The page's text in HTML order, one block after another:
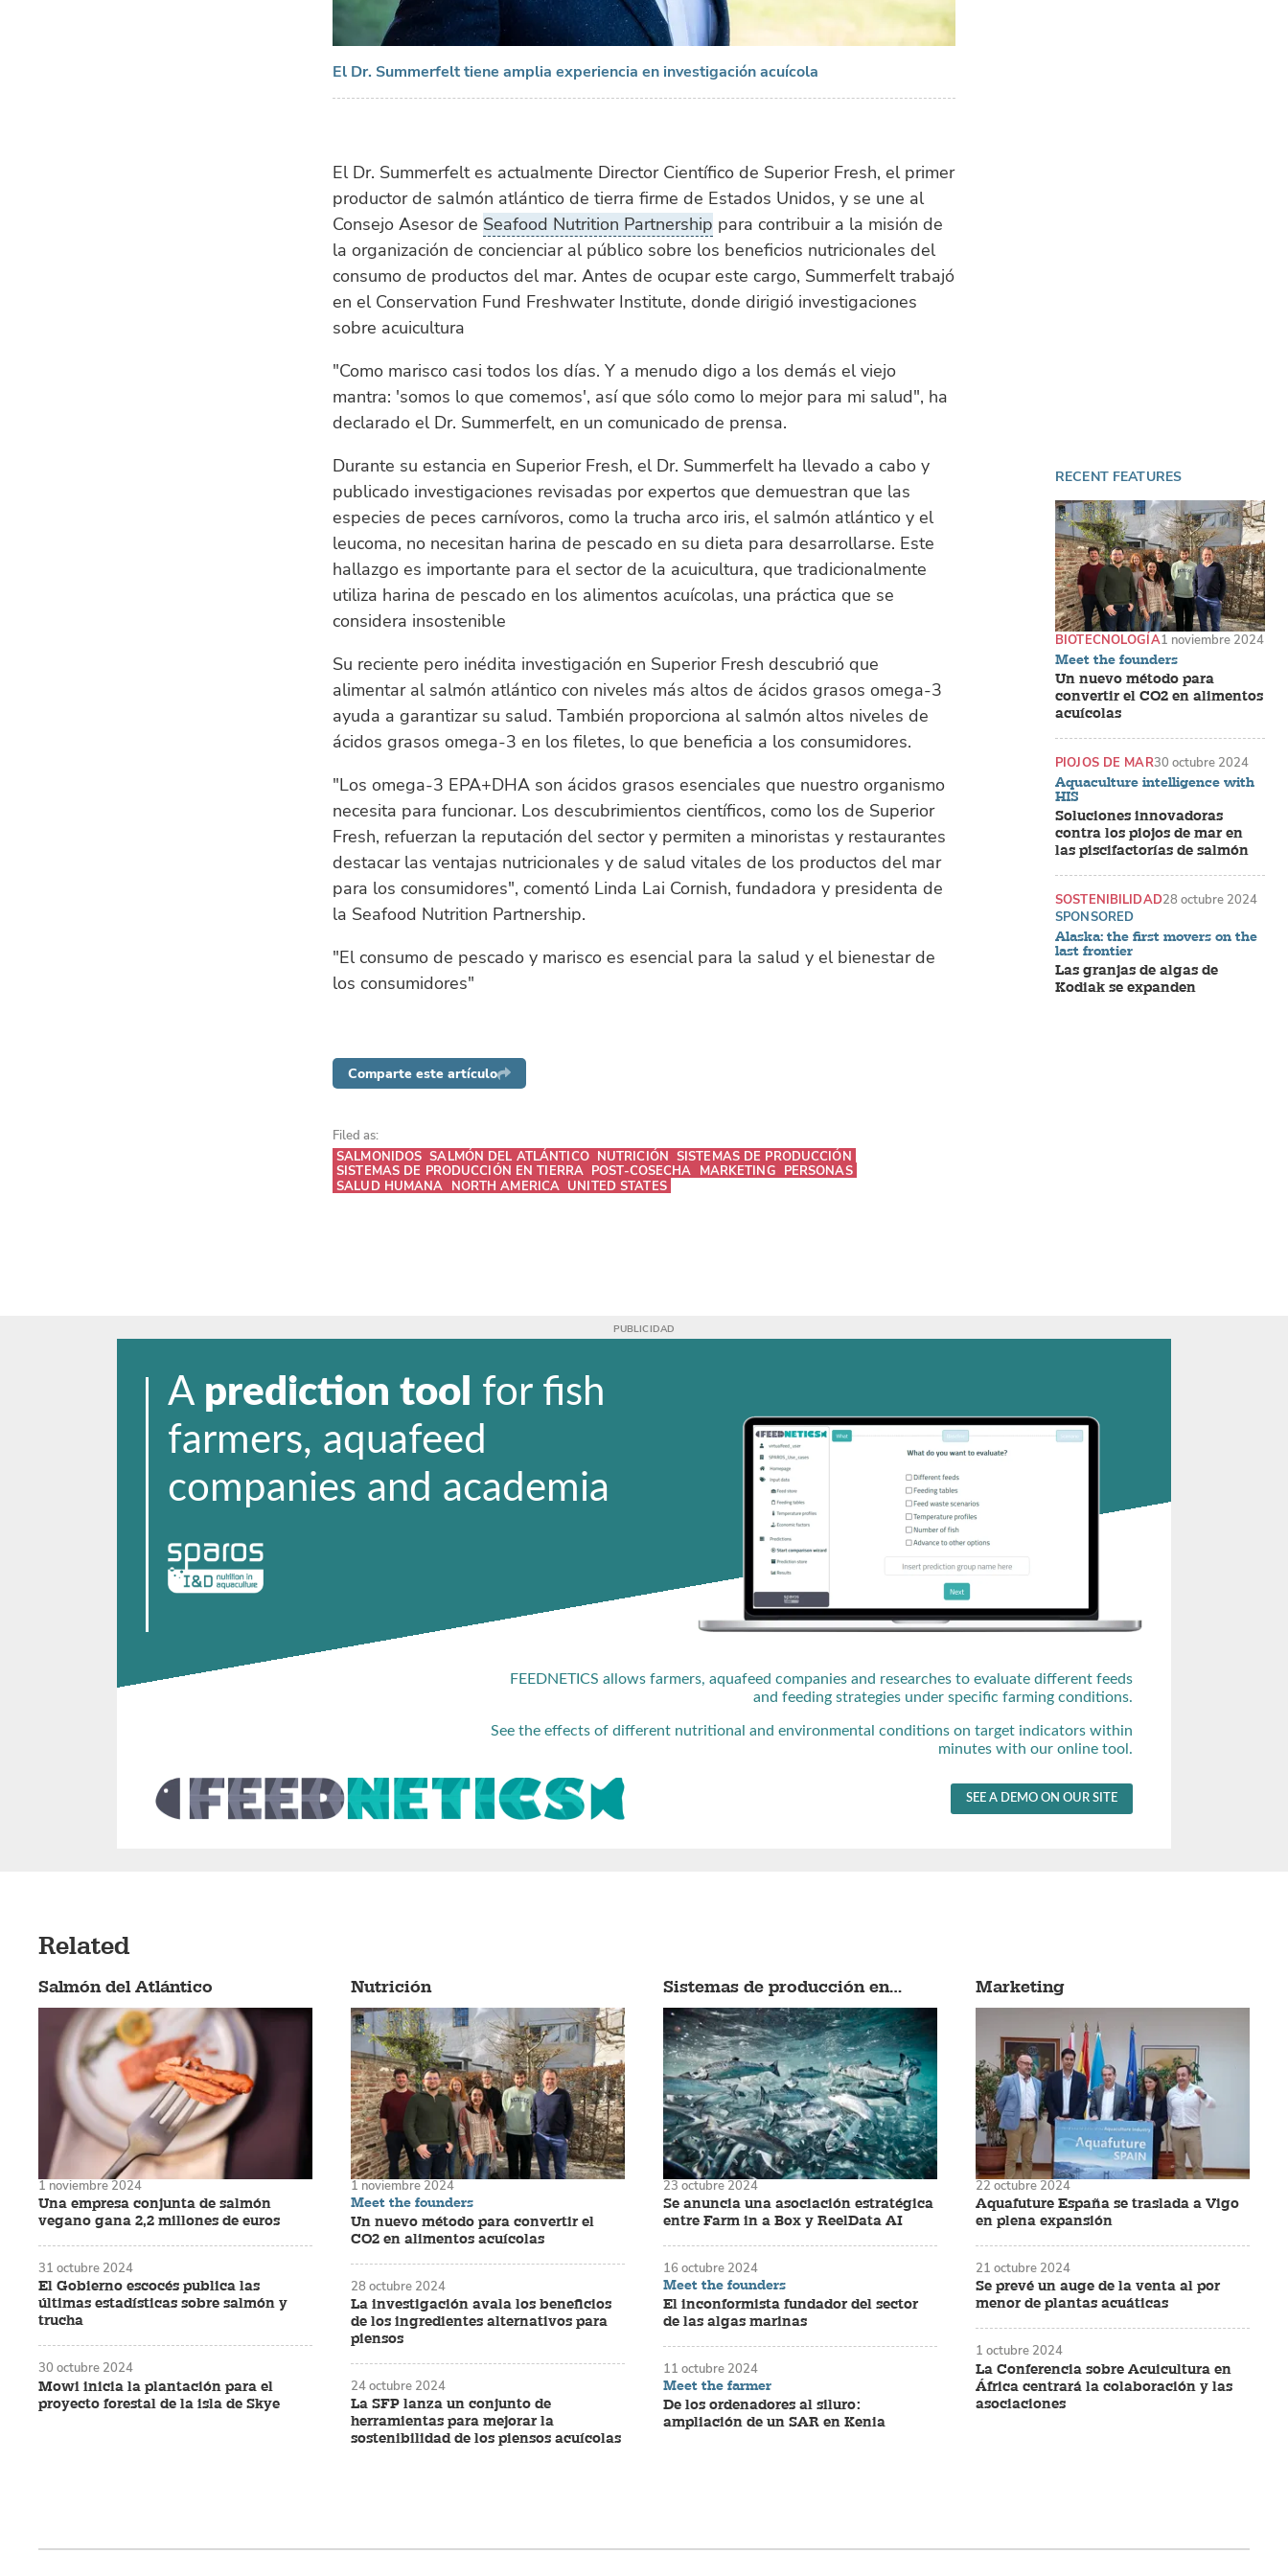
El Dr. Summerfelt tiene amplia experiencia en investigación acuícola
El Dr. Summerfelt es actualmente Director Científico de Superior Fresh, el primer
productor de salmón atlántico de tierra firme de Estados Unidos, y se une al
Consejo Asesor de Seafood Nutrition Partnership para contribuir a la misión de
la organización de concienciar al público sobre los beneficios nutricionales del
consumo de productos del mar. Antes de ocupar este cargo, Summerfelt trabajó
en el Conservation Fund Freshwater Institute, donde dirigió investigaciones
sobre acuicultura
"Como marisco casi todos los días. Y a menudo digo a los demás el viejo
mantra: 'somos lo que comemos', así que sólo como lo mejor para mi salud", ha
declarado el Dr. Summerfelt, en un comunicado de prensa.
Durante su estancia en Superior Fresh, el Dr. Summerfelt ha llevado a cabo y
publicado investigaciones revisadas por expertos que demuestran que las
especies de peces carnívoros, como la trucha arco iris, el salmón atlántico y el
leucoma, no necesitan harina de pescado en su dieta para desarrollarse. Este
hallazgo es importante para el sector de la acuicultura, que tradicionalmente
utiliza harina de pescado en los alimentos acuícolas, una práctica que se
considera insostenible
Su reciente pero inédita investigación en Superior Fresh descubrió que
alimentar al salmón atlántico con niveles más altos de ácidos grasos omega-3
ayuda a garantizar su salud. También proporciona al salmón altos niveles de
ácidos grasos omega-3 en los filetes, lo que beneficia a los consumidores.
"Los omega-3 EPA+DHA son ácidos grasos esenciales que nuestro organismo
necesita para funcionar. Los descubrimientos científicos, como los de Superior
Fresh, refuerzan la reputación del sector y permiten a minoristas y restaurantes
destacar las ventajas nutricionales y de salud vitales de los productos del mar
para los consumidores", comentó Linda Lai Cornish, fundadora y presidenta de
la Seafood Nutrition Partnership.
"El consumo de pescado y marisco es esencial para la salud y el bienestar de
los consumidores"
RECENT FEATURES
Meet the founders
Un nuevo método para
convertir el CO2 en alimentos
acuícolas
BIOTECNOLOGÍA1 noviembre 2024
Aquaculture intelligence with
HIS
Soluciones innovadoras
contra los piojos de mar en
las piscifactorías de salmón
PIOJOS DE MAR30 octubre 2024
Alaska: the first movers on the
last frontier
Las granjas de algas de
Kodiak se expanden
SOSTENIBILIDAD28 octubre 2024
SPONSORED
Comparte este artículo
Filed as:
SALMONIDOS SALMÓN DEL ATLÁNTICO NUTRICIÓN SISTEMAS DE PRODUCCIÓN
SISTEMAS DE PRODUCCIÓN EN TIERRA POST-COSECHA MARKETING PERSONAS
SALUD HUMANA NORTH AMERICA UNITED STATES
A prediction tool for fish
farmers, aquafeed
companies and academia
FEEDNETICS allows farmers, aquafeed companies and researches to evaluate different feeds
and feeding strategies under specific farming conditions.
See the effects of different nutritional and environmental conditions on target indicators within
minutes with our online tool.
SEE A DEMO ON OUR SITE
Related
Salmón del Atlántico
Una empresa conjunta de salmón
vegano gana 2,2 millones de euros
1 noviembre 2024
El Gobierno escocés publica las
últimas estadísticas sobre salmón y
trucha
31 octubre 2024
Mowi inicia la plantación para el
proyecto forestal de la isla de Skye
30 octubre 2024
Nutrición
Meet the founders
Un nuevo método para convertir el
CO2 en alimentos acuícolas
1 noviembre 2024
La investigación avala los beneficios
de los ingredientes alternativos para
piensos
28 octubre 2024
La SFP lanza un conjunto de
herramientas para mejorar la
sostenibilidad de los piensos acuícolas
24 octubre 2024
Sistemas de producción en
tierra
Se anuncia una asociación estratégica
entre Farm in a Box y ReelData AI
23 octubre 2024
Meet the founders
El inconformista fundador del sector
de las algas marinas
16 octubre 2024
Meet the farmer
De los ordenadores al siluro:
ampliación de un SAR en Kenia
11 octubre 2024
Marketing
Aquafuture España se traslada a Vigo
en plena expansión
22 octubre 2024
Se prevé un auge de la venta al por
menor de plantas acuáticas
21 octubre 2024
La Conferencia sobre Acuicultura en
África centrará la colaboración y las
asociaciones
1 octubre 2024